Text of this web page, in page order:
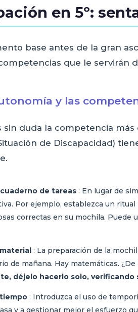
en 5º:
base antes de la gran
que le servirán
y las
sin duda la competencia
de Discapacidad)
de tareas : En lugar de
Por ejemplo, establezca un
correctas en su mochila.
: La preparación de la
de mañana. Hay matemáticas.
déjelo hacerlo solo,
: Introduzca el uso de
y a gestionar mejor el esfuerzo